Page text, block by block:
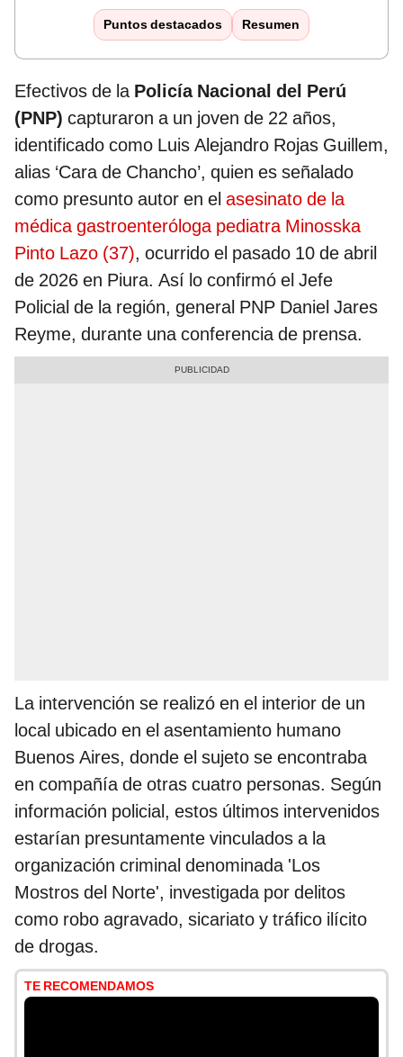
Puntos destacados Resumen
Efectivos de la Policía Nacional del Perú
(PNP) capturaron a un joven de 22 años,
identificado como Luis Alejandro Rojas Guillem,
alias ‘Cara de Chancho’, quien es señalado
como presunto autor en el asesinato de la
médica gastroenteróloga pediatra Minosska
Pinto Lazo (37), ocurrido el pasado 10 de abril
de 2026 en Piura. Así lo confirmó el Jefe
Policial de la región, general PNP Daniel Jares
Reyme, durante una conferencia de prensa.
La intervención se realizó en el interior de un
local ubicado en el asentamiento humano
Buenos Aires, donde el sujeto se encontraba
en compañía de otras cuatro personas. Según
información policial, estos últimos intervenidos
estarían presuntamente vinculados a la
organización criminal denominada 'Los
Mostros del Norte', investigada por delitos
como robo agravado, sicariato y tráfico ilícito
de drogas.
TE RECOMENDAMOS